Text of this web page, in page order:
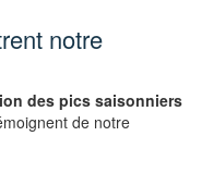
notre
des pics saisonniers
de notre